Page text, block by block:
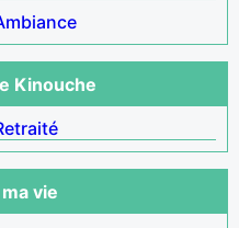
Kinouche
vie